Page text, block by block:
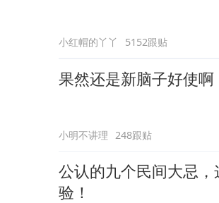
小红帽的丫丫 5152跟贴
果然还是新脑子好使啊
小明不讲理 248跟贴
公认的九个民间大忌
验！